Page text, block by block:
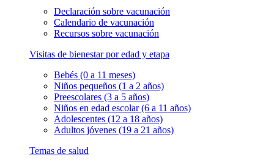
Declaración sobre vacunación
Calendario de vacunación
Recursos sobre vacunación
Visitas de bienestar por edad y etapa
Bebés (0 a 11 meses)
Niños pequeños (1 a 2 años)
Preescolares (3 a 5 años)
Niños en edad escolar (6 a 11 años)
Adolescentes (12 a 18 años)
Adultos jóvenes (19 a 21 años)
Temas de salud